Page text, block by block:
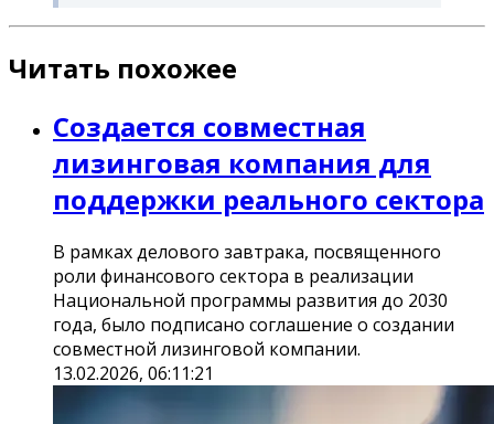
Читать похожее
Создается совместная
лизинговая компания для
поддержки реального сектора
В рамках делового завтрака, посвященного
роли финансового сектора в реализации
Национальной программы развития до 2030
года, было подписано соглашение о создании
совместной лизинговой компании.
13.02.2026, 06:11:21